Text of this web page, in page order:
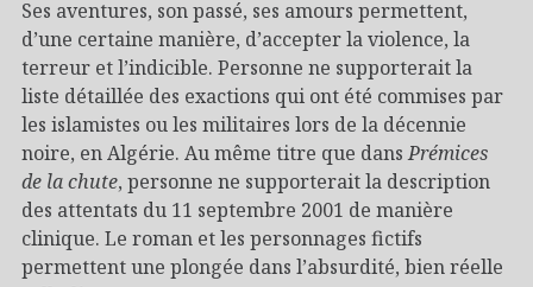
Ses aventures, son passé, ses amours permettent,
d’une certaine manière, d’accepter la violence, la
terreur et l’indicible. Personne ne supporterait la
liste détaillée des exactions qui ont été commises par
les islamistes ou les militaires lors de la décennie
noire, en Algérie. Au même titre que dansPrémices
de la chute, personne ne supporterait la description
des attentats du 11 septembre 2001 de manière
clinique. Le roman et les personnages fictifs
permettent une plongée dans l’absurdité, bien réelle